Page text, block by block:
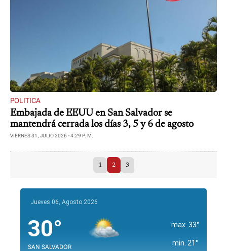
POLITICA
Embajada de EEUU en San Salvador se
mantendrá cerrada los días 3, 5 y 6 de agosto
VIERNES 31, JULIO 2026 - 4:29 P. M.
1 2 3
Jueves 06, Agosto 2026
30°
SAN SALVADOR
max. 33°
min. 21°